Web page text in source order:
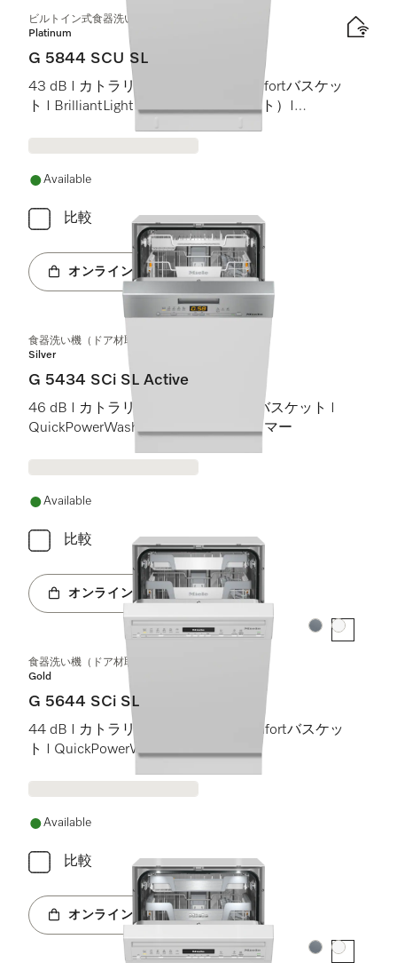
ビルトイン式食器洗い機（45 cm）
Platinum
G 5844 SCU SL
43 dB I カトラリートレイ I MaxiComfortバスケッ
ト I BrilliantLight（ブリリアントライト）I
Available
比較
オンラインショップへ
食器洗い機（ドア材取付専用タイプ、45 cm）
Silver
G 5434 SCi SL Active
46 dB I カトラリートレイ I Comfortバスケット I
QuickPowerWash I スタート予約タイマー
Available
比較
オンラインショップへ
カラー:カラー:
食器洗い機（ドア材取付専用タイプ、45 cm）
Gold
G 5644 SCi SL
44 dB I カトラリートレイ I ExtraComfortバスケッ
ト I QuickPowerWash I AutoOpen
Available
比較
オンラインショップへ
カラー:カラー: